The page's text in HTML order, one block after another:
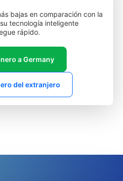
bajas en comparación con la
tecnología inteligente
rápido.
a Germany
del extranjero